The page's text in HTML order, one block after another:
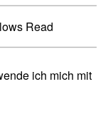
Read
ich mich mit